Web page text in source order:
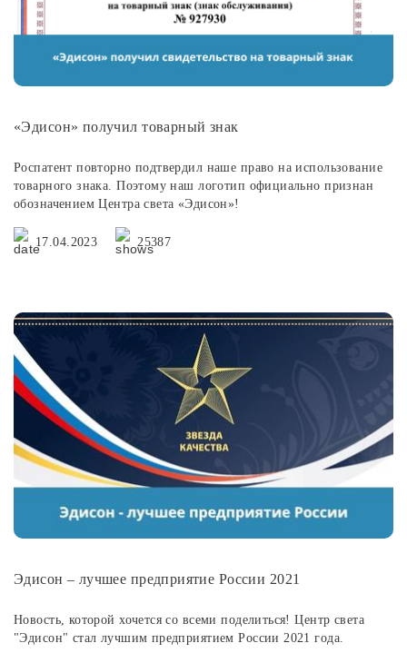
«Эдисон» получил товарный знак
Роспатент повторно подтвердил наше право на использование
товарного знака. Поэтому наш логотип официально признан
обозначением Центра света «Эдисон»!
17.04.2023 25387
Эдисон – лучшее предприятие России 2021
Новость, которой хочется со всеми поделиться! Центр света
"Эдисон" стал лучшим предприятием России 2021 года.